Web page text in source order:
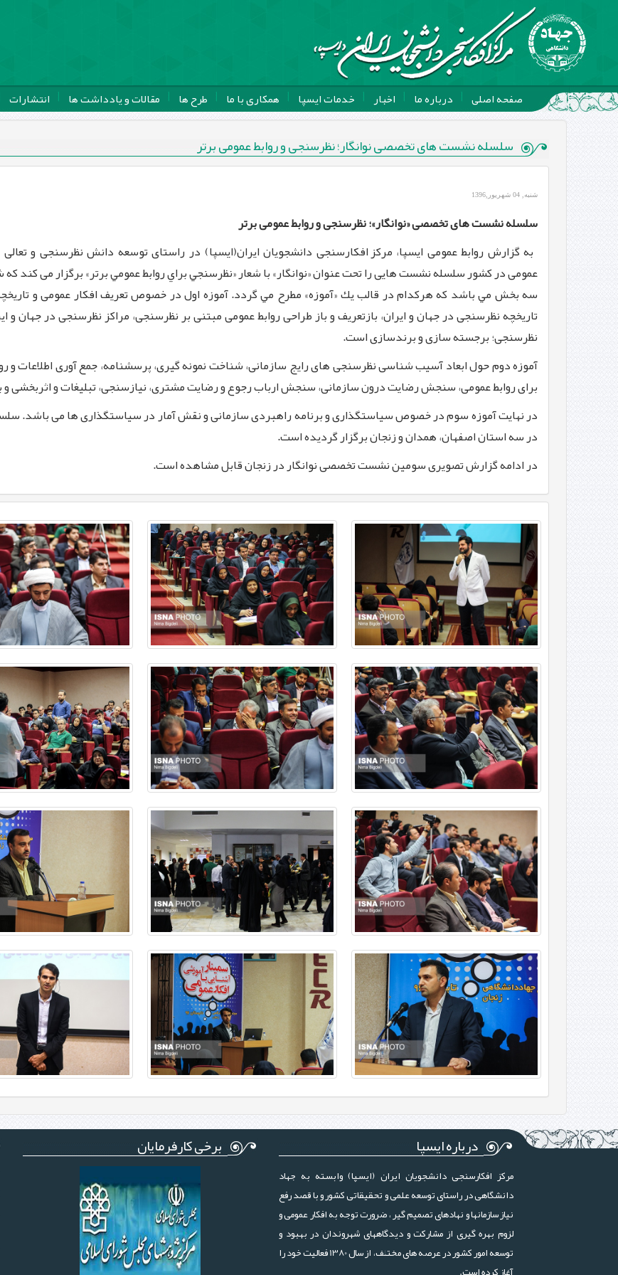
صفحه اصلی درباره ما اخبار خدمات ایسپا همکاری با ما طرح ها مقالات و یادداشت ها انتشارات
سلسله نشست های تخصصی نوانگار؛ نظرسنجی و روابط عمومی برتر
شنبه, 04 شهریور,1396
سلسله نشست های تخصصی «نوانگار»؛ نظرسنجی و روابط عمومی برتر
به گزارش روابط عمومی ایسپا، مرکز افکارسنجی دانشجویان ایران(ایسپا) در راستای توسعه دانش نظرسنجی و تعالی
عمومی در کشور سلسله نشست ‏هایی را تحت عنوان «نوانگار» با شعار «نظرسنجي براي روابط عمومي برتر» برگزار می ‏کند
سه بخش مي باشد كه هركدام در قالب يك «آموزه» مطرح مي گردد. آموزه اول در خصوص تعریف افکار عمومی و
تاریخچه نظرسنجی در جهان و ایران، بازتعریف و باز طراحی روابط عمومی مبتنی بر نظرسنجی، مراکز نظرسنجی در جهان و
نظرسنجی؛ برجسته سازی و برندسازی است.
آموزه دوم حول ابعاد آسیب شناسی نظرسنجی های رایج سازمانی، شناخت نمونه گیری، پرسشنامه، جمع آوری اطلاعات
برای روابط عمومی، سنجش رضایت درون سازمانی، سنجش ارباب رجوع و رضایت مشتری، نیازسنجی، تبلیغات و اثربخشی
در نهایت آموزه سوم در خصوص سیاستگذاری و برنامه راهبردی سازمانی و نقش آمار در سیاستگذاری ها می باشد.
در سه استان اصفهان، همدان و زنجان برگزار گردیده است.
در ادامه گزارش تصویری سومین نشست تخصصی نوانگار در زنجان قابل مشاهده است.
درباره ایسپا
مرکز افکارسنجی دانشجویان ایران (ایسپا) وابسته به جهاد
دانشگاهی در راستای توسعه علمی و تحقیقاتی کشور و با قصد رفع
نیاز سازمانها و نهادهای تصمیم گیر ، ضرورت توجه به افکار عمومی و
لزوم بهره گیری از مشارکت و دیدگاههای شهروندان در بهبود و
توسعه امور کشور در عرصه های مختلف، از سال 1380 فعالیت خود را
برخی کارفرمایان